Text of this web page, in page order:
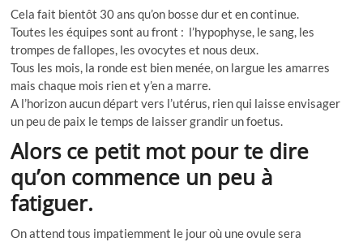
Cela fait bientôt 30 ans qu’on bosse dur et en continue.
Toutes les équipes sont au front : l’hypophyse, le sang, les
trompes de fallopes, les ovocytes et nous deux.
Tous les mois, la ronde est bien menée, on largue les amarres
mais chaque mois rien et y’en a marre.
A l’horizon aucun départ vers l’utérus, rien qui laisse envisager
un peu de paix le temps de laisser grandir un foetus.
Alors ce petit mot pour te dire
qu’on commence un peu à
fatiguer.
On attend tous impatiemment le jour où une ovule sera